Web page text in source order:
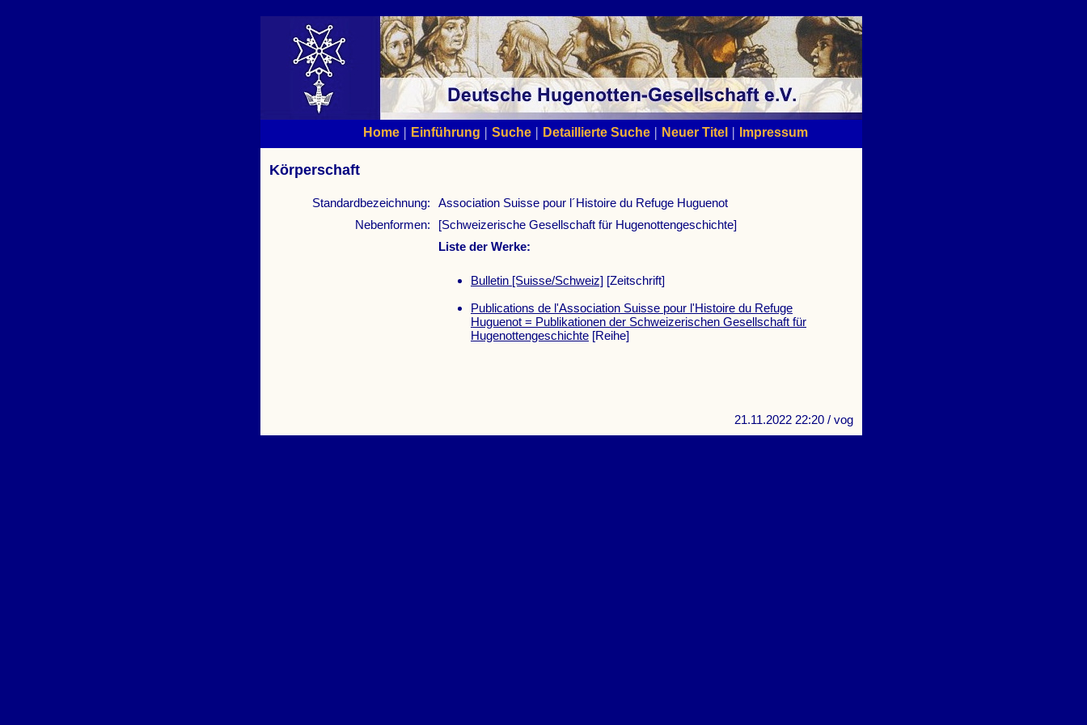
Home | Einführung | Suche | Detaillierte Suche | Neuer Titel | Impressum
Körperschaft
Standardbezeichnung:
Association Suisse pour l´Histoire du Refuge Huguenot
Nebenformen:
[Schweizerische Gesellschaft für Hugenottengeschichte]
Liste der Werke:
Bulletin [Suisse/Schweiz] [Zeitschrift]
Publications de l'Association Suisse pour l'Histoire du Refuge
Huguenot = Publikationen der Schweizerischen Gesellschaft für
Hugenottengeschichte [Reihe]
21.11.2022 22:20 / vog